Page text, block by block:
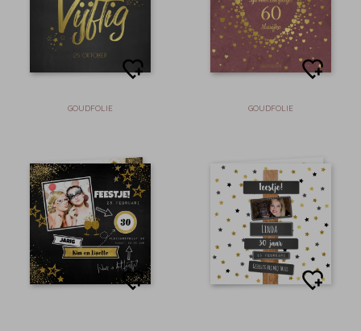
GOUDFOLIE GOUDFOLIE